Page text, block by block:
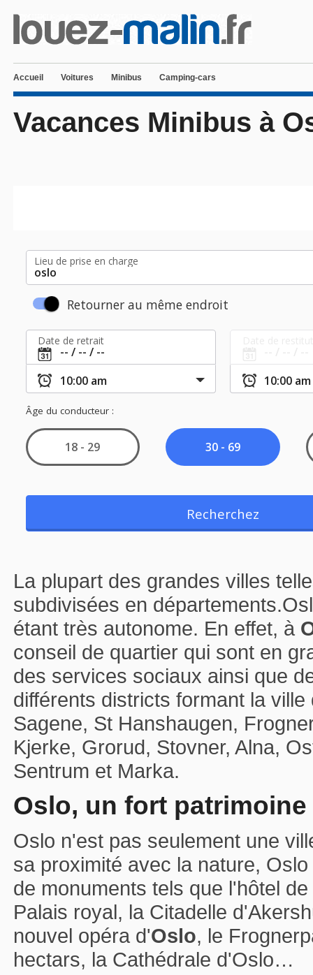
Accueil Voitures Minibus Camping-cars
Vacances Minibus à
La plupart des grandes villes
subdivisées en
étant très autonome. En effet, à
conseil de quartier qui sont en
des services sociaux ainsi que
différents districts formant la
Sagene, St Hanshaugen,
Kjerke, Grorud, Stovner, Alna,
Sentrum et Marka.
Oslo, un fort
Oslo n'est pas seulement une
sa proximité avec la nature,
de monuments tels que l'hôtel
Palais royal, la Citadelle
nouvel opéra d'Oslo, le
hectars, la Cathédrale d'Oslo…